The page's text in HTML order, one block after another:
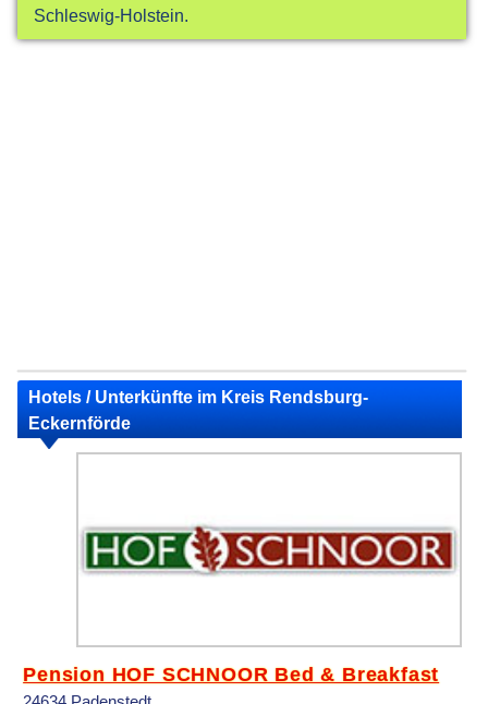
Schleswig-Holstein.
Hotels / Unterkünfte im Kreis Rendsburg-
Eckernförde
Pension HOF SCHNOOR Bed & Breakfast